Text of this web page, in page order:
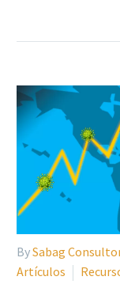
BySabag
Artículos